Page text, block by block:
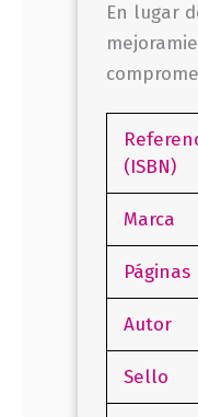
En lu­gar
(ISBN)
Marca
Páginas
Autor
Sello